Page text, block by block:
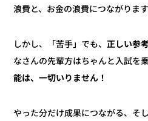
浪費と、お金の浪費につながります
しかし、「苦手」でも、正しい参
なさんの先輩方はちゃんと入試を
能は、一切いりません！
やった分だけ成果につながる、そ